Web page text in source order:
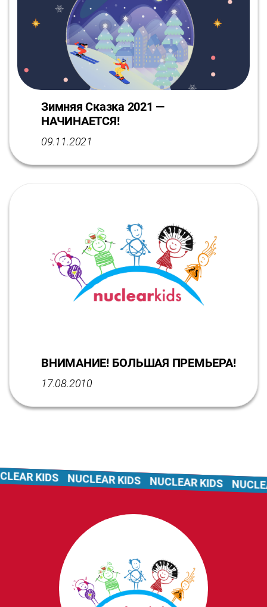
Зимняя Сказка 2021 —
НАЧИНАЕТСЯ!
09.11.2021
ВНИМАНИЕ! БОЛЬШАЯ ПРЕМЬЕРА!
17.08.2010
KIDS NUCLEAR KIDS NUCLEAR KIDS